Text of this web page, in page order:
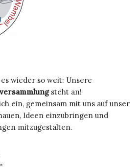
wieder so weit: Unsere
steht an!
ein, gemeinsam mit uns auf unser
Ideen einzubringen und
mitzugestalten.